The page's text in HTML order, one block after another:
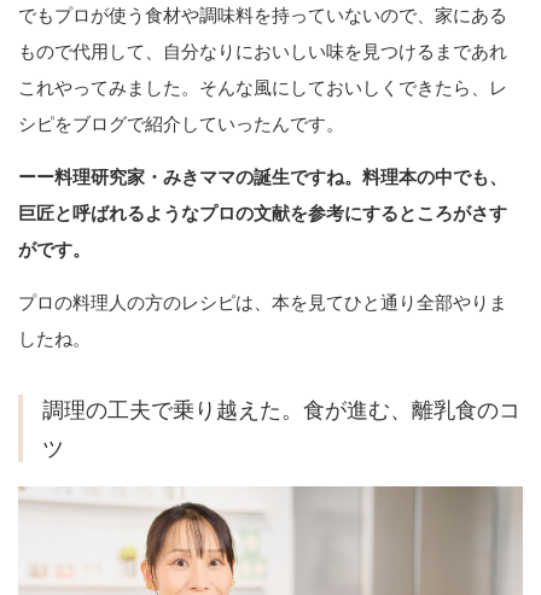
でもプロが使う食材や調味料を持っていないので、家にある
もので代用して、自分なりにおいしい味を見つけるまであれ
これやってみました。そんな風にしておいしくできたら、レ
シピをブログで紹介していったんです。
ーー料理研究家・みきママの誕生ですね。料理本の中でも、
巨匠と呼ばれるようなプロの文献を参考にするところがさす
がです。
プロの料理人の方のレシピは、本を見てひと通り全部やりま
したね。
調理の工夫で乗り越えた。食が進む、離乳食のコ
ツ